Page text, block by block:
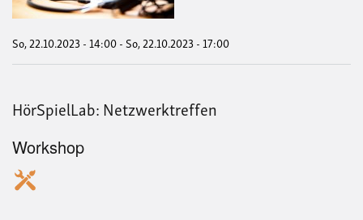
So, 22.10.2023 - 14:00-So, 22.10.2023 - 17:00
HörSpielLab: Netzwerktreffen
Workshop